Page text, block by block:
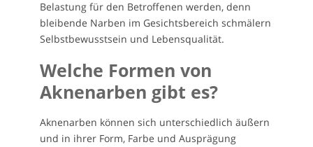
Belastung für den Betroffenen werden, denn
bleibende Narben im Gesichtsbereich schmälern
Selbstbewusstsein und Lebensqualität.
Welche Formen von
Aknenarben gibt es?
Aknenarben können sich unterschiedlich äußern
und in ihrer Form, Farbe und Ausprägung